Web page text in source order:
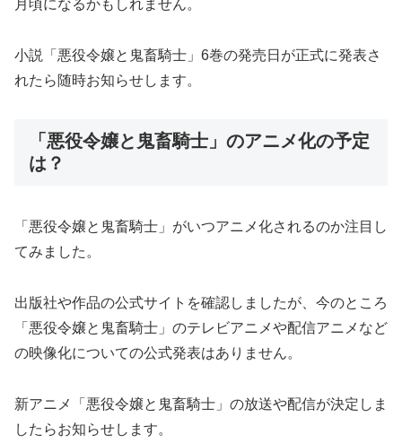
月頃になるかもしれません。
小説「悪役令嬢と鬼畜騎士」6巻の発売日が正式に発表さ
れたら随時お知らせします。
「悪役令嬢と鬼畜騎士」のアニメ化の予定
は？
「悪役令嬢と鬼畜騎士」がいつアニメ化されるのか注目し
てみました。
出版社や作品の公式サイトを確認しましたが、今のところ
「悪役令嬢と鬼畜騎士」のテレビアニメや配信アニメなど
の映像化についての公式発表はありません。
新アニメ「悪役令嬢と鬼畜騎士」の放送や配信が決定しま
したらお知らせします。